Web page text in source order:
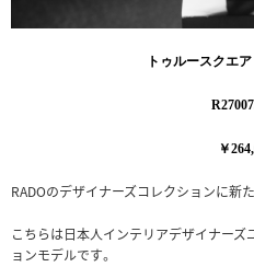
トゥルースクエ
￥
RADOのデザイナーズコレクションに新
こちらは日本人インテリアデザイナーズ
ョンモデルです。